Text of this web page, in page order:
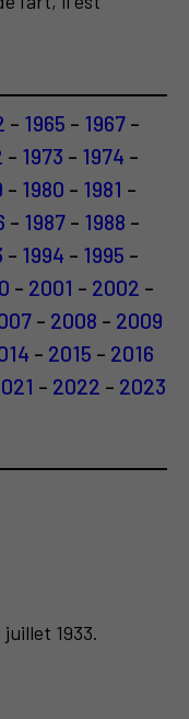
- 1965 - 1967 -
- 1973 - 1974 -
- 1980 - 1981 -
- 1987 - 1988 -
- 1994 - 1995 -
- 2001 - 2002 -
- 2008 - 2009
- 2015 - 2016
- 2022 - 2023
1933.